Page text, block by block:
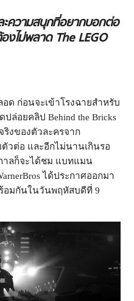
ะความสนุกที่อยากบอกต่อ
องไม่พลาด The LEGO
ด ก่อนจะเข้าโรงฉายสำหรับ
ปล่อยคลิป Behind the Bricks
ริงของตัวละครจาก
วต่อ และอีกไม่นานเกินรอ
าลก็จะได้ชม แบทแมน
ได้ประกาศออกมา
อมกันในวันพฤหัสบดีที่ 9